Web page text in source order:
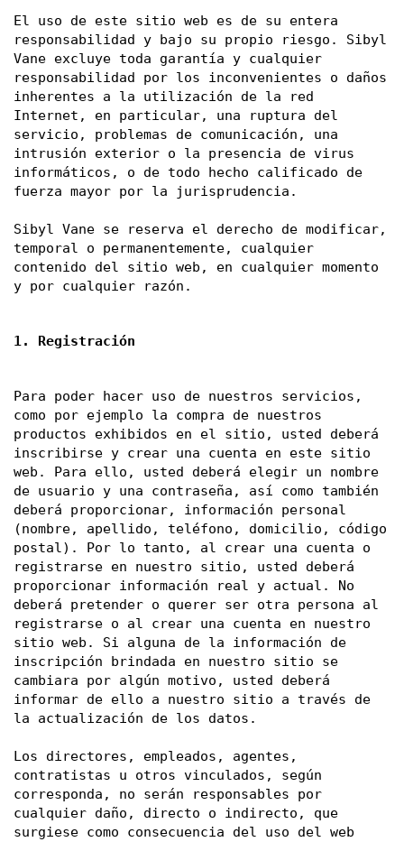
El uso de este sitio web es de su entera
responsabilidad y bajo su propio riesgo. Sibyl
Vane excluye toda garantía y cualquier
responsabilidad por los inconvenientes o daños
inherentes a la utilización de la red
Internet, en particular, una ruptura del
servicio, problemas de comunicación, una
intrusión exterior o la presencia de virus
informáticos, o de todo hecho calificado de
fuerza mayor por la jurisprudencia.
Sibyl Vane se reserva el derecho de modificar,
temporal o permanentemente, cualquier
contenido del sitio web, en cualquier momento
y por cualquier razón.
1. Registración
Para poder hacer uso de nuestros servicios,
como por ejemplo la compra de nuestros
productos exhibidos en el sitio, usted deberá
inscribirse y crear una cuenta en este sitio
web. Para ello, usted deberá elegir un nombre
de usuario y una contraseña, así como también
deberá proporcionar, información personal
(nombre, apellido, teléfono, domicilio, código
postal). Por lo tanto, al crear una cuenta o
registrarse en nuestro sitio, usted deberá
proporcionar información real y actual. No
deberá pretender o querer ser otra persona al
registrarse o al crear una cuenta en nuestro
sitio web. Si alguna de la información de
inscripción brindada en nuestro sitio se
cambiara por algún motivo, usted deberá
informar de ello a nuestro sitio a través de
la actualización de los datos.
Los directores, empleados, agentes,
contratistas u otros vinculados, según
corresponda, no serán responsables por
cualquier daño, directo o indirecto, que
surgiese como consecuencia del uso del web